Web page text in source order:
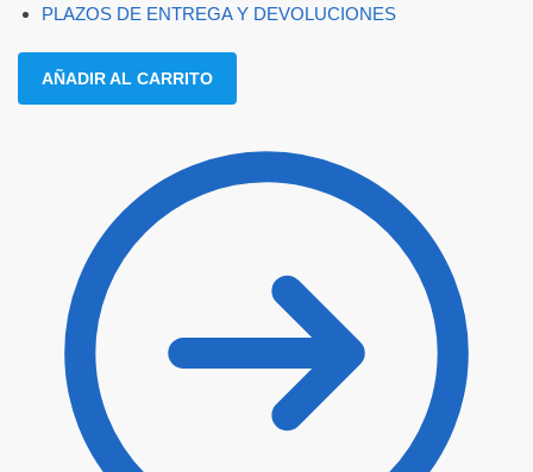
PLAZOS DE ENTREGA Y DEVOLUCIONES
AÑADIR AL CARRITO